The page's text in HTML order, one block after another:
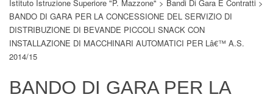
Potenziamoci
Digital Board
Istituto Istruzione Superiore "P. Mazzone" > Bandi Di Gara E Contratti >
BANDO DI GARA PER LA CONCESSIONE DEL SERVIZIO DI
DISTRIBUZIONE DI BEVANDE PICCOLI SNACK CON
INSTALLAZIONE DI MACCHINARI AUTOMATICI PER Lâ€™ A.S.
2014/15
BANDO DI GARA PER LA